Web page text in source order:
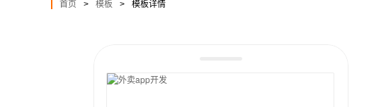
首页 > 模板 > 模板详情